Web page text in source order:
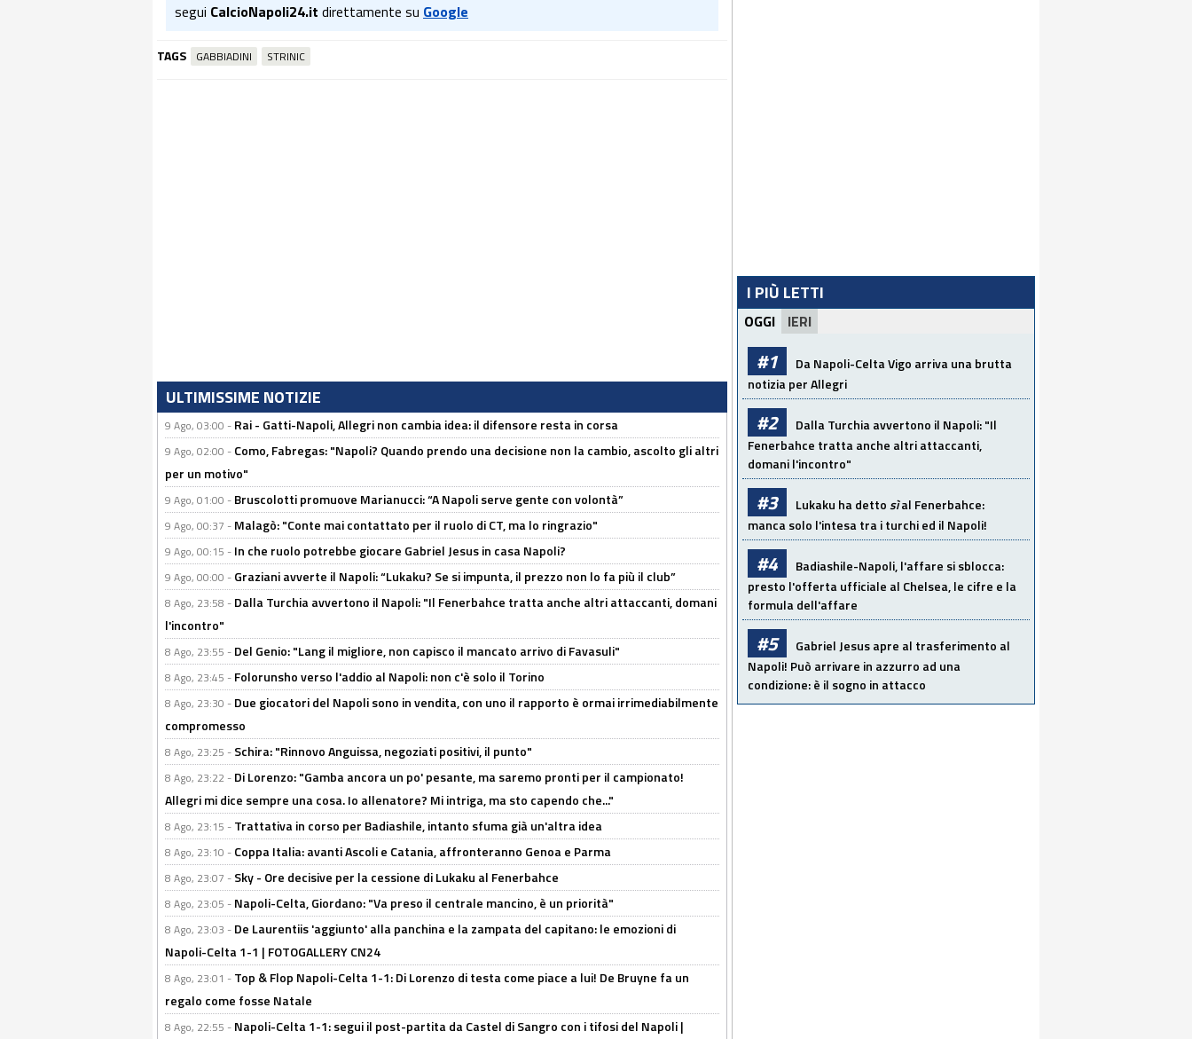
segui CalcioNapoli24.it direttamente su Google
TAGS GABBIADINI STRINIC
ULTIMISSIME NOTIZIE
9 Ago, 03:00 - Rai - Gatti-Napoli, Allegri non cambia idea: il difensore resta in corsa
9 Ago, 02:00 - Como, Fabregas: "Napoli? Quando prendo una decisione non la cambio, ascolto gli altri
per un motivo"
9 Ago, 01:00 - Bruscolotti promuove Marianucci: “A Napoli serve gente con volontà”
9 Ago, 00:37 - Malagò: "Conte mai contattato per il ruolo di CT, ma lo ringrazio"
9 Ago, 00:15 - In che ruolo potrebbe giocare Gabriel Jesus in casa Napoli?
9 Ago, 00:00 - Graziani avverte il Napoli: “Lukaku? Se si impunta, il prezzo non lo fa più il club”
8 Ago, 23:58 - Dalla Turchia avvertono il Napoli: "Il Fenerbahce tratta anche altri attaccanti, domani
l'incontro"
8 Ago, 23:55 - Del Genio: "Lang il migliore, non capisco il mancato arrivo di Favasuli"
8 Ago, 23:45 - Folorunsho verso l'addio al Napoli: non c'è solo il Torino
8 Ago, 23:30 - Due giocatori del Napoli sono in vendita, con uno il rapporto è ormai irrimediabilmente
compromesso
8 Ago, 23:25 - Schira: "Rinnovo Anguissa, negoziati positivi, il punto"
8 Ago, 23:22 - Di Lorenzo: "Gamba ancora un po' pesante, ma saremo pronti per il campionato!
Allegri mi dice sempre una cosa. Io allenatore? Mi intriga, ma sto capendo che..."
8 Ago, 23:15 - Trattativa in corso per Badiashile, intanto sfuma già un'altra idea
8 Ago, 23:10 - Coppa Italia: avanti Ascoli e Catania, affronteranno Genoa e Parma
8 Ago, 23:07 - Sky - Ore decisive per la cessione di Lukaku al Fenerbahce
8 Ago, 23:05 - Napoli-Celta, Giordano: "Va preso il centrale mancino, è un priorità"
8 Ago, 23:03 - De Laurentiis 'aggiunto' alla panchina e la zampata del capitano: le emozioni di
Napoli-Celta 1-1 | FOTOGALLERY CN24
8 Ago, 23:01 - Top & Flop Napoli-Celta 1-1: Di Lorenzo di testa come piace a lui! De Bruyne fa un
regalo come fosse Natale
8 Ago, 22:55 - Napoli-Celta 1-1: segui il post-partita da Castel di Sangro con i tifosi del Napoli |
I PIÙ LETTI
OGGI IERI
#1
Da Napoli-Celta Vigo arriva una brutta
notizia per Allegri
#2
Dalla Turchia avvertono il Napoli: "Il
Fenerbahce tratta anche altri attaccanti,
domani l'incontro"
#3 Lukaku ha dettosìal Fenerbahce:
manca solo l'intesa tra i turchi ed il Napoli!
#4
Badiashile-Napoli, l'affare si sblocca:
presto l'offerta ufficiale al Chelsea, le cifre e la
formula dell'affare
#5
Gabriel Jesus apre al trasferimento al
Napoli! Può arrivare in azzurro ad una
condizione: è il sogno in attacco